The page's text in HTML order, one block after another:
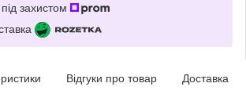
захистом
Відгуки про товар Доставка